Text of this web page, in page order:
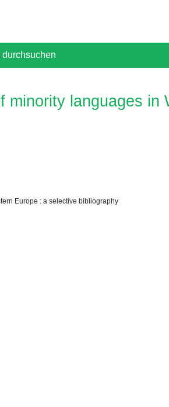
minority languages in
Europe : a selective bibliography